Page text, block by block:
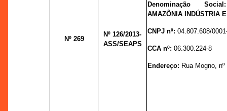
Nº 269
Nº 126/2013-
ASS/SEAPS
Denominação
AMAZÔNIA INDÚSTRIA
CNPJ nº:04.807.608/
CCA nº:06.300.224-8
Endereço: Rua Mogno,